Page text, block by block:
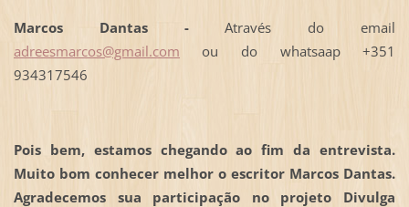
Marcos Dantas -Através do email
adreesmarcos@gmail.com ou do whatsaap +351
934317546
Pois bem, estamos chegando ao fim da entrevista.
Muito bom conhecer melhor o escritor Marcos Dantas.
Agradecemos sua participação no projeto Divulga